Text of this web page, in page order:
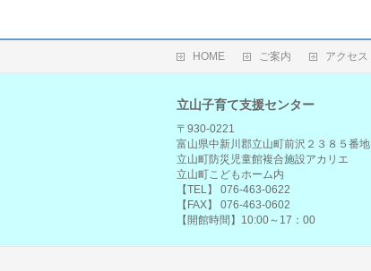
HOME ご案内 アクセス
立山子育て支援センター
〒930-0221
富山県中新川郡立山町前沢２３８５番地
立山町防災児童館複合施設アカリエ
立山町こどもホーム内
【TEL】 076-463-0622
【FAX】 076-463-0602
【開館時間】10:00～17：00